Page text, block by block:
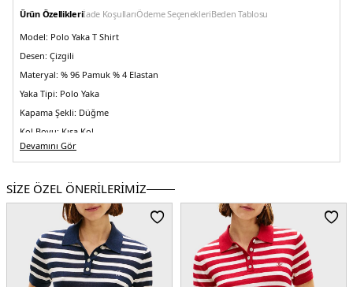
Ürün Özellikleriİade KoşullarıÖdeme SeçenekleriBeden Tablosu
Model: Polo Yaka T Shirt
Desen: Çizgili
Materyal: % 96 Pamuk % 4 Elastan
Yaka Tipi: Polo Yaka
Kapama Şekli: Düğme
Kol Boyu: Kısa Kol
Kalıp Bilgisi:Regular Fit
2DEWW0WW432240FR.68
Devamını Gör
SİZE ÖZEL ÖNERİLERİMİZ